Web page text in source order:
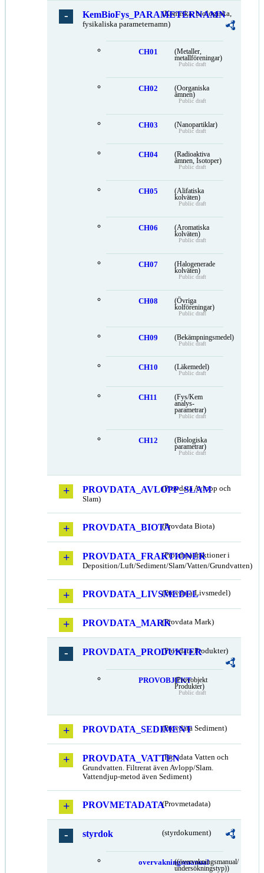
KemBioFys_PARAMETERNAMN
(Kemiska, biologiska,
fysikaliska parameternamn)
CH01
(Metaller,
metallföreningar)
Public draft
CH02
(Oorganiska
ämnen)
Public draft
CH03 (Nanopartiklar)
Public draft
CH04
(Radioaktiva
ämnen, Isotoper)
Public draft
CH05
(Alifatiska
kolväten)
Public draft
CH06
(Aromatiska
kolväten)
Public draft
CH07
(Halogenerade
kolväten)
Public draft
CH08
(Övriga
kolföreningar)
Public draft
CH09 (Bekämpningsmedel)
Public draft
CH10 (Läkemedel)
Public draft
CH11
(Fys/Kem
analys-
parametrar)
Public draft
CH12
(Biologiska
parametrar)
Public draft
PROVDATA_AVLOPP_SLAM
(Provdata Avlopp och
Slam)
PROVDATA_BIOTA(Provdata Biota)
PROVDATA_FRAKTIONER
(Provdata fraktioner i
Deposition/Luft/Sediment/Slam/Vatten/Grundvatten)
PROVDATA_LIVSMEDEL
(Provdata Livsmedel)
PROVDATA_MARK(Provdata Mark)
PROVDATA_PRODUKTER
(Provdata Produkter)
PROVOBJEKT(Provobjekt
Produkter)
Public draft
PROVDATA_SEDIMENT(Provdata Sediment)
PROVDATA_VATTEN(Provdata Vatten och
Grundvatten. Filtrerat även Avlopp/Slam.
Vattendjup-metod även Sediment)
PROVMETADATA(Provmetadata)
styrdok (styrdokument)
overvakningsmanual
((övervakningsmanual/
undersökningstyp))